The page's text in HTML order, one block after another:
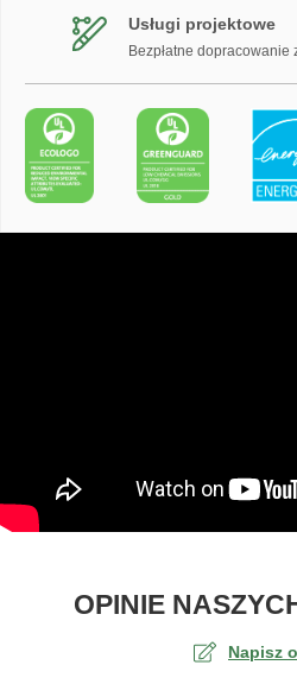
Usługi projektowe
Bezpłatne dopracowanie
OPINIE
Napisz